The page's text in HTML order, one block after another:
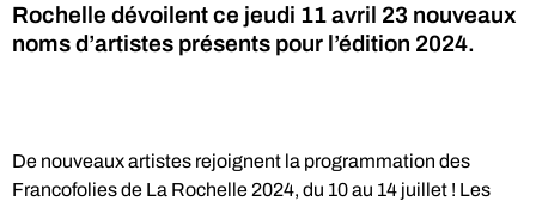
Rochelle dévoilent ce jeudi 11 avril 23 nouveaux
noms d’artistes présents pour l’édition 2024.
De nouveaux artistes rejoignent la programmation des
Francofolies de La Rochelle 2024, du 10 au 14 juillet ! Les